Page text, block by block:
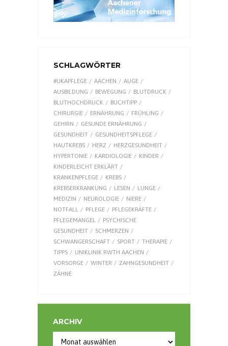
SCHLAGWÖRTER
#UKAPFLEGE AACHEN
AUGE
AUSBILDUNG
BEWEGUNG
BLUTDRUCK
BLUTHOCHDRUCK
BUCHTIPP
CHIRURGIE
ERNÄHRUNG
FRÜHLING
GEHIRN
GESUNDE ERNÄHRUNG
GESUNDHEIT
GESUNDHEITSPFLEGE
HAUTKREBS
HERZ
HERZGESUNDHEIT
HYPERTONIE
KARDIOLOGIE
KINDER
KINDERLEICHT ERKLÄRT
KRANKENPFLEGE
KREBS
KREBSERKRANKUNG
LESEN
LUNGE
MEDIZIN
NEUROLOGIE
NIERE
NOTFALL
PFLEGE
PFLEGEKRÄFTE
PFLEGEMANGEL
PSYCHISCHE
GESUNDHEIT
SCHMERZEN
SCHWANGERSCHAFT
SPORT
THERAPIE
TIPPS
UNIKLINIK RWTH AACHEN
VORSORGE
WINTER
ZAHNGESUNDHEIT
ZÄHNE
ARCHIV